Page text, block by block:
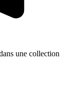
une collection